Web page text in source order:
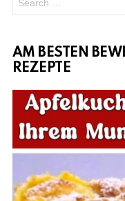
for:
AM BESTEN
REZEPTE